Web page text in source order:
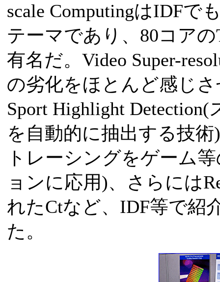
scale ComputingはIDFで
テーマであり、80コアの
有名だ。Video Super-
の劣化をほとんど感じ
Sport Highlight
を自動的に抽出する技術
トレーシングをゲーム
ョンに応用)、さらには
れたCtなど、IDF等で紹
た。